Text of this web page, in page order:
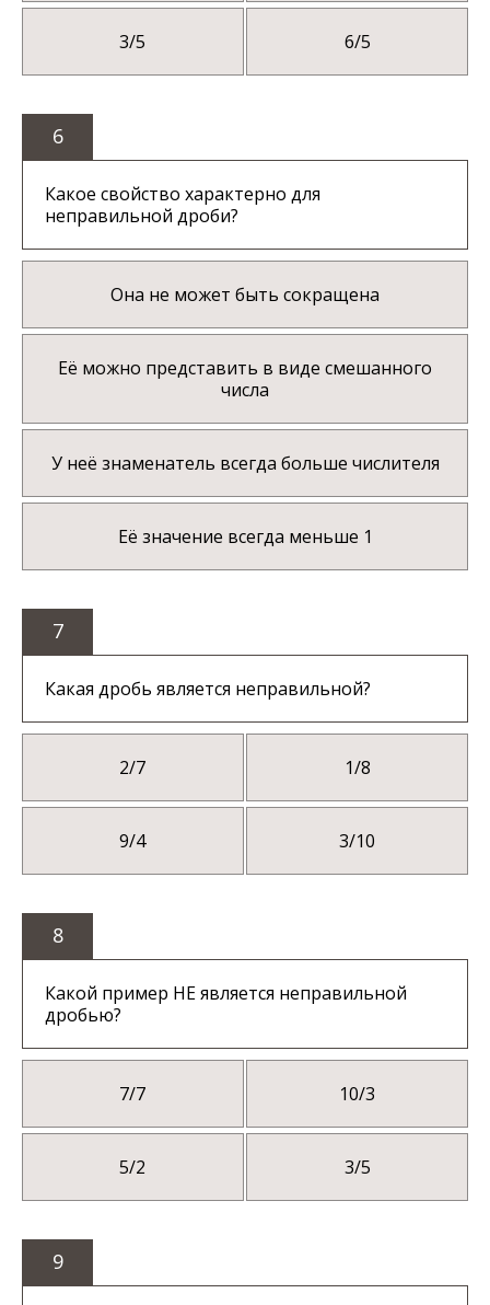
3/5 6/5
6
Какое свойство характерно для
неправильной дроби?
Она не может быть сокращена
Её можно представить в виде смешанного
числа
У неё знаменатель всегда больше числителя
Её значение всегда меньше 1
7
Какая дробь является неправильной?
2/7 1/8
9/4 3/10
8
Какой пример НЕ является неправильной
дробью?
7/7 10/3
5/2 3/5
9